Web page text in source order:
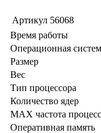
Артикул 56068
Время работы
Операционная
Размер
Вес
Тип процессора
Количество ядер
MAX частота
Оперативная память